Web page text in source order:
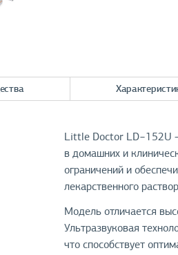
Little Doctor LD−152U —
в домашних и
ограничений и
лекарственного
Модель отличается
Ультразвуковая
что способствует